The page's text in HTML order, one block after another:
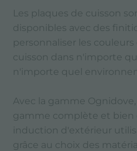
Les plaques de cuisson
disponibles avec des
personnaliser les
cuisson dans n'importe
n'importe quel
Avec la gamme
gamme complète et bien
induction d'extérieur
grâce au choix des